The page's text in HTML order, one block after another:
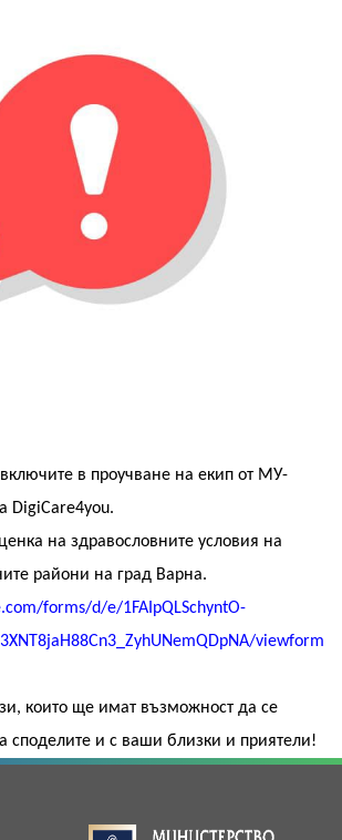
в проучване на екип от МУ-
DigiCare4you.
на здравословните условия на
райони на град Варна.
forms/d/e/1FAIpQLSchyntO-
viewform
които ще имат възможност да се
споделите и с ваши близки и приятели!​